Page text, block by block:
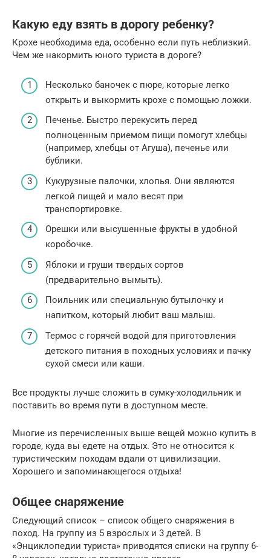
Какую еду взять в дорогу ребенку?
Крохе необходима еда, особенно если путь неблизкий.
Чем же накормить юного туриста в дороге?
Несколько баночек с пюре, которые легко
открыть и выкормить крохе с помощью ложки.
Печенье. Быстро перекусить перед
полноценным приемом пищи помогут хлебцы
(например, хлебцы от Агуша), печенье или
бублики.
Кукурузные палочки, хлопья. Они являются
легкой пищей и мало весят при
транспортировке.
Орешки или высушенные фрукты в удобной
коробочке.
Яблоки и груши твердых сортов
(предварительно вымыть).
Поильник или специальную бутылочку и
напитком, который любит ваш малыш.
Термос с горячей водой для приготовления
детского питания в походных условиях и пачку
сухой смеси или каши.
Все продукты лучше сложить в сумку-холодильник и
поставить во время пути в доступном месте.
Многие из перечисленных выше вещей можно купить в
городе, куда вы едете на отдых. Это не относится к
туристическим походам вдали от цивилизации.
Хорошего и запоминающегося отдыха!
Общее снаряжение
Следующий список – список общего снаряжения в
поход. На группу из 5 взрослых и 3 детей. В
«Энциклопедии туриста» приводятся списки на группу 6-